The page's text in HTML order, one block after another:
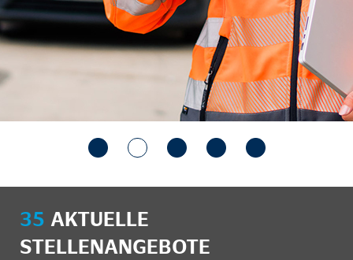
35 AKTUELLE
STELLENANGEBOTE